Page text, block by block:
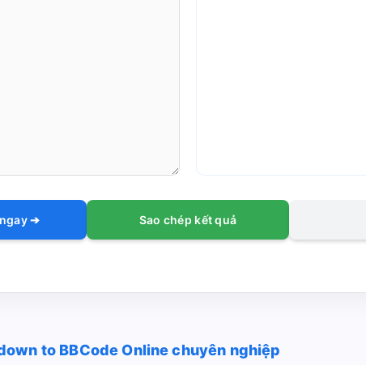
➔ Sao chép kết quả
to BBCode Online chuyên nghiệp